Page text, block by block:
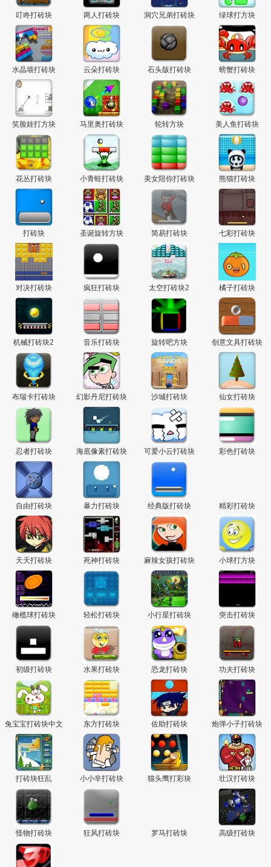
主
叮咚打砖块 两人打砖块 洞穴兄弟打砖块 绿球打方块
水晶墙打砖块 云朵打砖块 石头版打砖块 螃蟹打砖块
笑脸娃打方块 马里奥打砖块 轮转方块 美人鱼打砖块
花丛打砖块 小青蛙打砖块 美女陪你打砖块 熊猫打砖块
打砖块 圣诞旋转方块 简易打砖块 七彩打砖块
对决打砖块 疯狂打砖块 太空打砖块2 橘子打砖块
机械打砖块2 音乐打砖块 旋转吧方块 创意文具打砖块
布瑞卡打砖块 幻影丹尼打砖块 沙城打砖块 仙女打砖块
忍者打砖块 海底像素打砖块 可爱小云打砖块 彩色打砖块
自由打砖块 暴力打砖块 经典版打砖块 精彩打砖块
天天打砖块 死神打砖块 麻辣女孩打砖块 小球打方块
橄榄球打砖块 轻松打砖块 小行星打砖块 突击打砖块
初级打砖块 水果打砖块 恐龙打砖块 功夫打砖块
兔宝宝打砖块中文
版
东方打砖块 佐助打砖块 炮弹小子打砖块
打砖块狂乱 小小辛打砖块 猫头鹰打彩块 壮汉打砖块
怪物打砖块 狂风打砖块 罗马打砖块 高级打砖块